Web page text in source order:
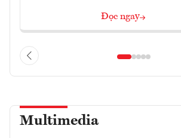
Đọc ngay
Multimedia